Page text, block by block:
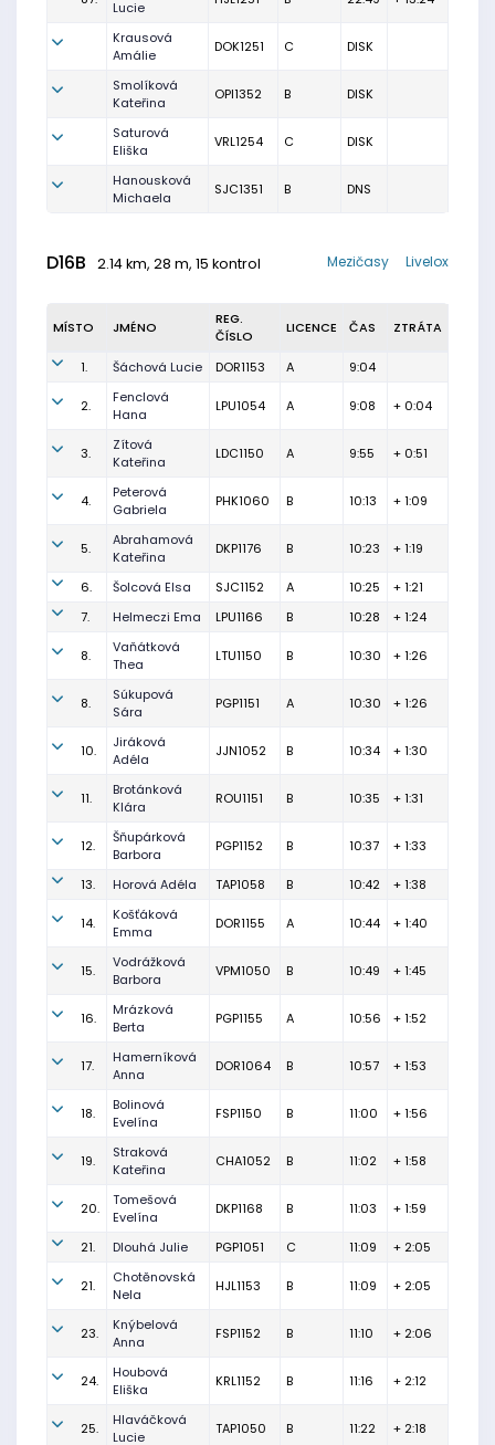
Lucie
Krausová
Amálie
DOK1251 C DISK
Smolíková
Kateřina
OPI1352 B DISK
Saturová
Eliška
VRL1254 C DISK
Hanousková
Michaela
SJC1351 B DNS
D16B 2.14 km, 28 m, 15 kontrol Livelox
Mezičasy
MÍSTO JMÉNO
REG.
ČÍSLO
LICENCE ČAS ZTRÁTA
1. Šáchová Lucie DOR1153 A 9:04
2.
Fenclová
Hana
LPU1054 A 9:08 + 0:04
3.
Zítová
Kateřina
LDC1150 A 9:55 + 0:51
4.
Peterová
Gabriela
PHK1060 B 10:13 + 1:09
5.
Abrahamová
Kateřina
DKP1176 B 10:23 + 1:19
6. Šolcová Elsa SJC1152 A 10:25
+ 1:21
7.
Helmeczi Ema LPU1166 B 10:28 + 1:24
8.
Vaňátková
Thea
LTU1150 B 10:30 + 1:26
8.
Súkupová
Sára
PGP1151 A 10:30 + 1:26
10.
Jiráková
Adéla
JJN1052 B 10:34 + 1:30
11.
Brotánková
Klára
ROU1151 B 10:35 + 1:31
12.
Šňupárková
Barbora
PGP1152 B 10:37 + 1:33
13. Horová Adéla TAP1058 B 10:42 + 1:38
14.
Košťáková
Emma
DOR1155 A 10:44 + 1:40
15.
Vodrážková
Barbora
VPM1050 B 10:49 + 1:45
16.
Mrázková
Berta
PGP1155 A 10:56 + 1:52
17.
Hamerníková
Anna
DOR1064 B 10:57 + 1:53
18.
Bolinová
Evelína
FSP1150 B 11:00 + 1:56
19.
Straková
Kateřina
CHA1052 B 11:02 + 1:58
20.
Tomešová
Evelína
DKP1168 B 11:03 + 1:59
21. Dlouhá Julie PGP1051 C 11:09 + 2:05
21.
Chotěnovská
Nela
HJL1153 B 11:09 + 2:05
23.
Knýbelová
Anna
FSP1152 B 11:10 + 2:06
24.
Houbová
Eliška
KRL1152 B 11:16 + 2:12
25.
Hlaváčková
Lucie
TAP1050 B 11:22 + 2:18